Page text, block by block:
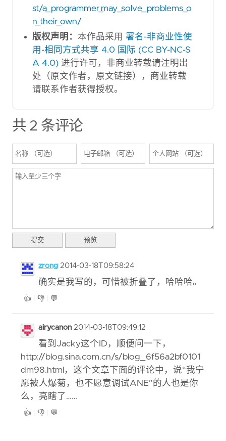
st/a_programmer_may_solve_problems_o
n_their_own/
版权声明： 本作品采用 署名-非商业性使
用-相同方式共享 4.0 国际 (CC BY-NC-S
A 4.0)进行许可，非商业转载请注明出
处（原文作者，原文链接），商业转载
请联系作者获得授权。